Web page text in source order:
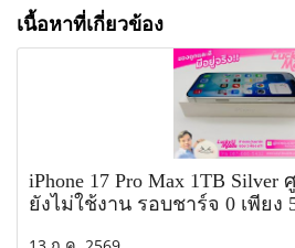
เนื้อหาที่เกี่ยวข้อง
iPhone 17 Pro Max 1TB
ยังไม่ใช้งาน รอบชาร์จ 0 เพียง